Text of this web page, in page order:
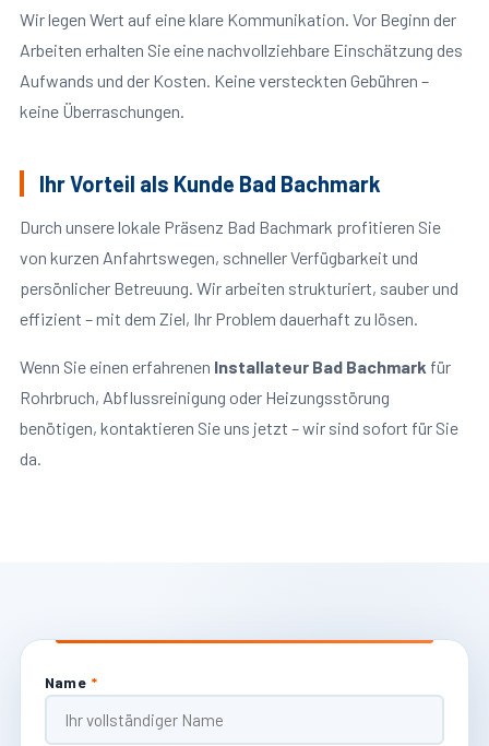
Wir legen Wert auf eine klare Kommunikation. Vor Beginn der
Arbeiten erhalten Sie eine nachvollziehbare Einschätzung des
Aufwands und der Kosten. Keine versteckten Gebühren –
keine Überraschungen.
Ihr Vorteil als Kunde Bad Bachmark
Durch unsere lokale Präsenz Bad Bachmark profitieren Sie
von kurzen Anfahrtswegen, schneller Verfügbarkeit und
persönlicher Betreuung. Wir arbeiten strukturiert, sauber und
effizient – mit dem Ziel, Ihr Problem dauerhaft zu lösen.
Wenn Sie einen erfahrenen Installateur Bad Bachmark für
Rohrbruch, Abflussreinigung oder Heizungsstörung
benötigen, kontaktieren Sie uns jetzt – wir sind sofort für Sie
da.
Name *